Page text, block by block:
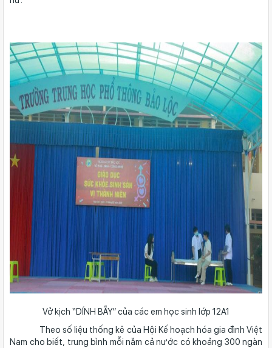
Vở kịch “DÍNH BẪY” của các em học sinh lớp 12A1
Theo số liệu thống kê của Hội Kế hoạch hóa gia đình Việt
Nam cho biết, trung bình mỗi năm cả nước có khoảng 300 ngàn